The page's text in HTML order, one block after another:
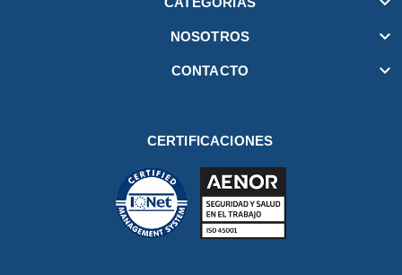
NOSOTROS 
CONTACTO 
CERTIFICACIONES